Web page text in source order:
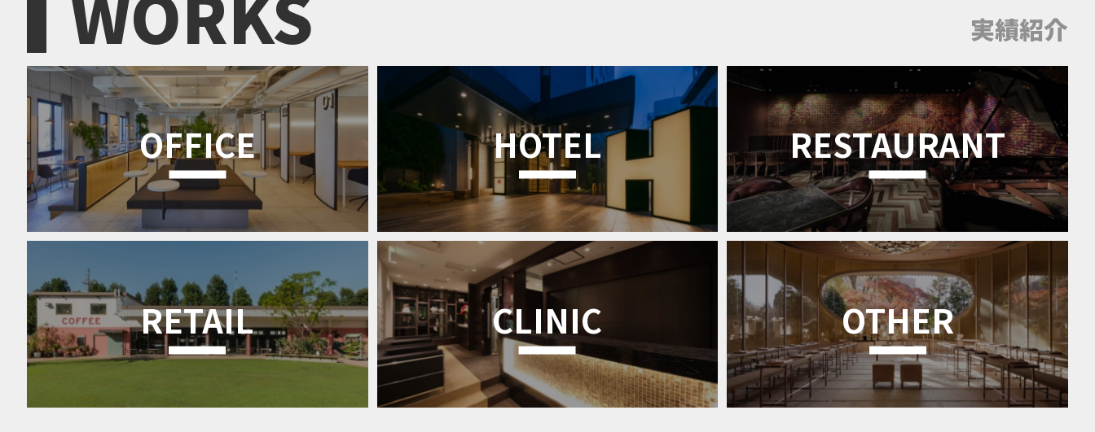
実績紹介
OFFICE HOTEL RESTAURANT
RETAIL CLINIC OTHER